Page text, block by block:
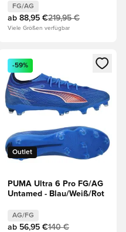
FG/AG
ab 88,95 €219,95 €
Viele Größen verfügbar
Anmelden oder Registrieren
Öffnet ein neues Fenster
Outlet
-59%
PUMA Ultra 6 Pro FG/AG
Untamed - Blau/Weiß/Rot
AG/FG
ab 56,95 €140 €